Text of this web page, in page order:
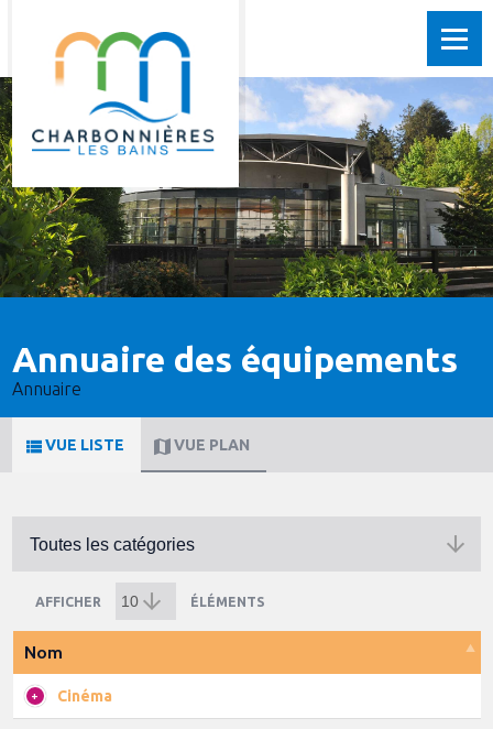
Annuaire des équipements
Annuaire
VUE LISTE VUE PLAN
AFFICHER ÉLÉMENTS
Nom
Cinéma